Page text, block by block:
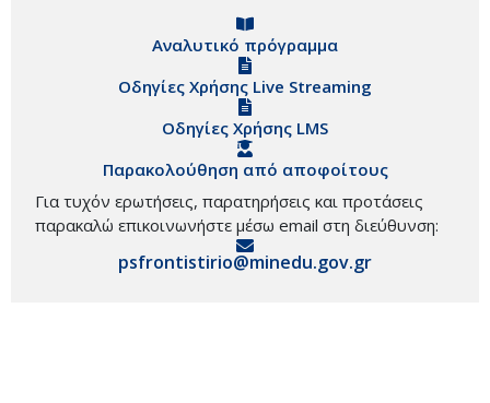
Αναλυτικό πρόγραμμα
Οδηγίες Χρήσης Live Streaming
Οδηγίες Χρήσης LMS
Παρακολούθηση από αποφοίτους
Για τυχόν ερωτήσεις, παρατηρήσεις και προτάσεις
παρακαλώ επικοινωνήστε μέσω email στη διεύθυνση:
psfrontistirio@minedu.gov.gr